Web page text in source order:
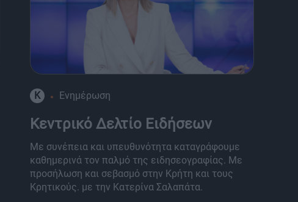
K Ενημέρωση
Κεντρικό Δελτίο Ειδήσεων
Με συνέπεια και υπευθυνότητα καταγράφουμε
καθημερινά τον παλμό της ειδησεογραφίας. Με
προσήλωση και σεβασμό στην Κρήτη και τους
Κρητικούς. με την Κατερίνα Σαλαπάτα.